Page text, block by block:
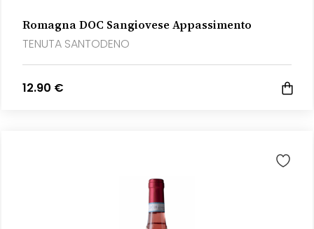
Romagna DOC Sangiovese Appassimento
TENUTA SANTODENO
12.90 €